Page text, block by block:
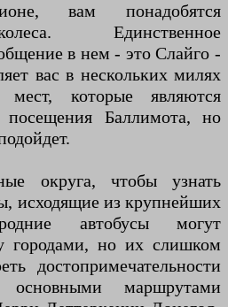
вам понадобятся
Единственное
в нем - это Слайго -
вас в нескольких милях
мест, которые являются
Баллимота, но
округа, чтобы узнать
исходящие из крупнейших
автобусы могут
городами, но их слишком
достопримечательности
маршрутами